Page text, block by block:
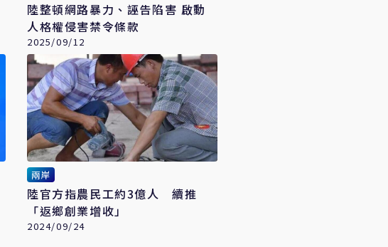
陸整頓網路暴力、誣告陷害 啟動
人格權侵害禁令條款
2025/09/12
兩岸
陸官方指農民工約3億人 續推
「返鄉創業增收」
2024/09/24